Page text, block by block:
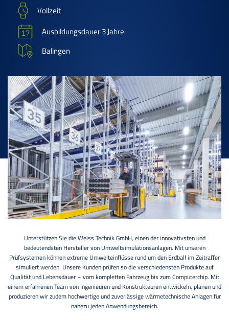
Vollzeit
Ausbildungsdauer 3 Jahre
Balingen
Unterstützen Sie die Weiss Technik GmbH, einen der innovativsten und
bedeutendsten Hersteller von Umweltsimulationsanlagen. Mit unseren
Prüfsystemen können extreme Umwelteinflüsse rund um den Erdball im Zeitraffer
simuliert werden. Unsere Kunden prüfen so die verschiedensten Produkte auf
Qualität und Lebensdauer – vom kompletten Fahrzeug bis zum Computerchip. Mit
einem erfahrenen Team von Ingenieuren und Konstrukteuren entwickeln, planen und
produzieren wir zudem hochwertige und zuverlässige wärmetechnische Anlagen für
nahezu jeden Anwendungsbereich.